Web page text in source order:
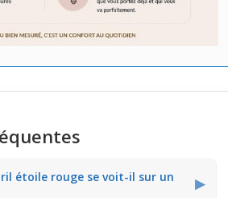
étoile rouge se voit-il sur un
▶